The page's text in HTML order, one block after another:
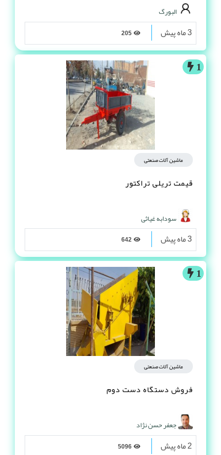
البورگ
3 ماه پیش
1
ماشین آلات صنعتی
قیمت تریلی تراکتور
سودابه غیاثی
3 ماه پیش
1
ماشین آلات صنعتی
فروش دستگاه دست دوم
جعفر حسن نژاد
2 ماه پیش